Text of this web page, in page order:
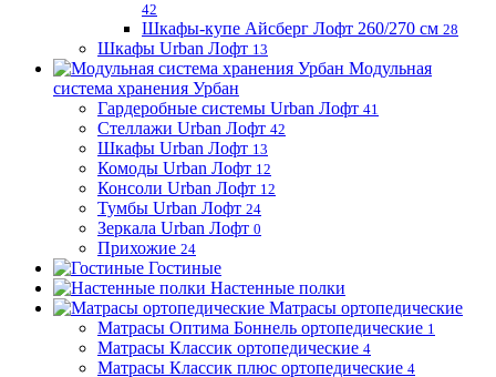
42
Шкафы-купе Айсберг Лофт 260/270 см 28
Шкафы Urban Лофт 13
Модульная
система хранения Урбан
Гардеробные системы Urban Лофт 41
Стеллажи Urban Лофт 42
Шкафы Urban Лофт 13
Комоды Urban Лофт 12
Консоли Urban Лофт 12
Тумбы Urban Лофт 24
Зеркала Urban Лофт 0
Прихожие 24
Гостиные
Настенные полки
Матрасы ортопедические
Матрасы Оптима Боннель ортопедические 1
Матрасы Классик ортопедические 4
Матрасы Классик плюс ортопедические 4